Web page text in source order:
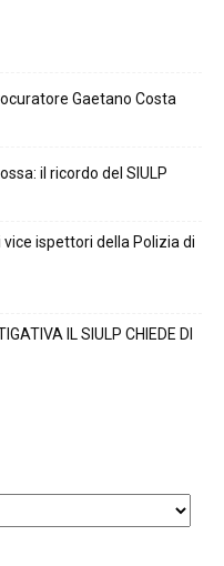
Gaetano Costa
il ricordo del SIULP
ispettori della Polizia di
IL SIULP CHIEDE DI